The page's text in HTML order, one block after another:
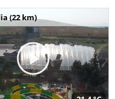
(22 km)